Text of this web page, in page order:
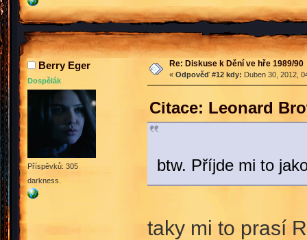
Berry Eger
Dospělák
Příspěvků: 305
darkness.
Re: Diskuse k Dění ve hře 1989/90
« Odpověď #12 kdy: Duben 30, 2012,
Citace: Leonard
btw. Příjde mi to
taky mi to prasí